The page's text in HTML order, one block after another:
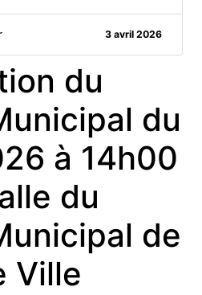
3 avril 2026
du
du
à 14h00
du
de
Ville